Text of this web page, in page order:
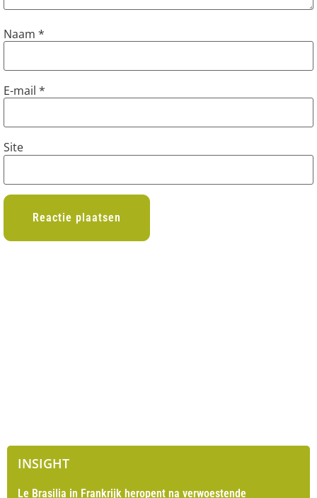
Naam *
E-mail *
Site
INSIGHT
Le Brasilia in Frankrijk heropent na verwoestende